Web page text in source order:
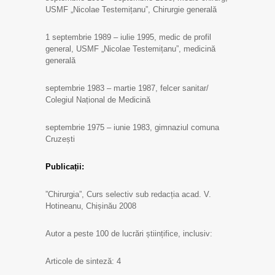
USMF „Nicolae Testemițanu”, Chirurgie generală
1 septembrie 1989 – iulie 1995, medic de profil
general, USMF „Nicolae Testemițanu”, medicină
generală
septembrie 1983 – martie 1987, felcer sanitar/
Colegiul Național de Medicină
septembrie 1975 – iunie 1983, gimnaziul comuna
Cruzești
Publicații:
”Chirurgia”, Curs selectiv sub redacția acad. V.
Hotineanu, Chișinău 2008
Autor a peste 100 de lucrări științifice, inclusiv:
Articole de sinteză: 4